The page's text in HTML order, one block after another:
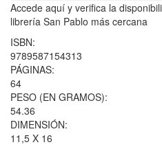
Accede aquí y verifica la
librería San Pablo más cercana
ISBN:
9789587154313
PÁGINAS:
64
PESO (EN GRAMOS):
54.36
DIMENSIÓN:
11,5 X 16